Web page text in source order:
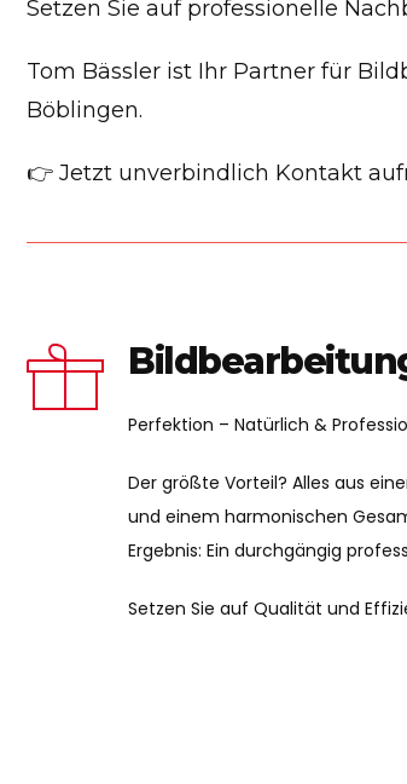
Setzen Sie auf professionelle
Tom Bässler ist Ihr Partner für
Böblingen.
👉 Jetzt unverbindlich Kontakt
Perfektion – Natürlich &
Der größte Vorteil? Alles aus
und einem harmonischen
Ergebnis: Ein durchgängig
Setzen Sie auf Qualität und